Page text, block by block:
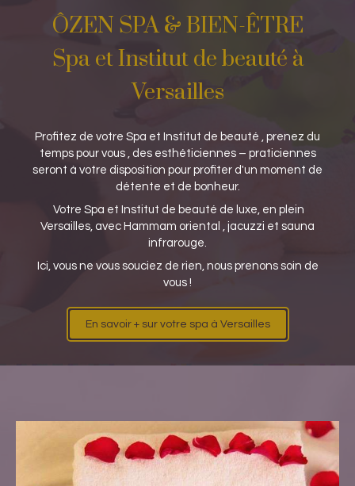
ÔZEN SPA & BIEN-ÊTRE
Spa et Institut de beauté à
Versailles
Profitez de votre Spa et Institut de beauté , prenez du
temps pour vous , des esthéticiennes – praticiennes
seront à votre disposition pour profiter d'un moment de
détente et de bonheur.
Votre Spa et Institut de beauté de luxe, en plein
Versailles, avec Hammam oriental , jacuzzi et sauna
infrarouge.
Ici, vous ne vous souciez de rien, nous prenons soin de
vous !
En savoir + sur votre spa à Versailles